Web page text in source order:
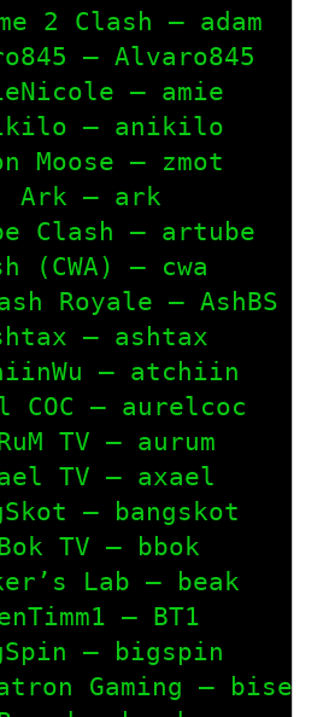
2 Clash – adam
– Alvaro845
– amie
– anikilo
Moose – zmot
Ark – ark
Clash – artube
(CWA) – cwa
Royale – AshBS
– ashtax
– atchiin
COC – aurelcoc
TV – aurum
TV – axael
– bangskot
TV – bbok
Lab – beak
– BT1
– bigspin
Gaming – bisect